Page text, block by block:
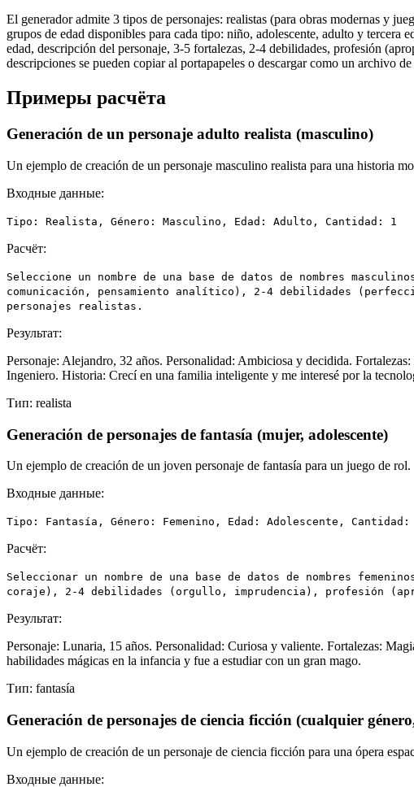
El generador admite 3 tipos de personajes: realistas (para obras modernas y
grupos de edad disponibles para cada tipo: niño, adolescente, adulto y
edad, descripción del personaje, 3-5 fortalezas, 2-4 debilidades, profesión
descripciones se pueden copiar al portapapeles o descargar como un archivo
Примеры расчёта
Generación de un personaje adulto realista (masculino)
Un ejemplo de creación de un personaje masculino realista para una historia
Входные данные:
Tipo: Realista, Género: Masculino, Edad: Adulto, Cantidad: 1
Расчёт:
Seleccione un nombre de una base de datos de nombres
comunicación, pensamiento analítico), 2-4 debilidades
personajes realistas.
Результат:
Personaje: Alejandro, 32 años. Personalidad: Ambiciosa y decidida.
Ingeniero. Historia: Crecí en una familia inteligente y me interesé por la
Тип: realista
Generación de personajes de fantasía (mujer, adolescente)
Un ejemplo de creación de un joven personaje de fantasía para un juego de rol.
Входные данные:
Tipo: Fantasía, Género: Femenino, Edad: Adolescente, Cantidad:
Расчёт:
Seleccionar un nombre de una base de datos de nombres
coraje), 2-4 debilidades (orgullo, imprudencia), profesión
Результат:
Personaje: Lunaria, 15 años. Personalidad: Curiosa y valiente. Fortalezas:
habilidades mágicas en la infancia y fue a estudiar con un gran mago.
Тип: fantasía
Generación de personajes de ciencia ficción (cualquier
Un ejemplo de creación de un personaje de ciencia ficción para una ópera
Входные данные: